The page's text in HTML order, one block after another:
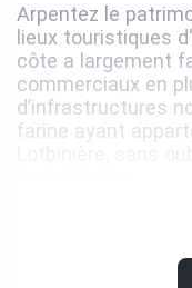
Arpentez le
lieux touristiques
côte a largement
commerciaux en
d’infrastructures
farine ayant
À travers les sites
derrière la culture